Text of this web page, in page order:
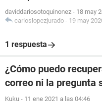
daviddariosotoquinonez - 18 may
carloslopezjurado - 19 may
1 respuesta
¿Cómo puedo
correo ni la pregunta
Kuku - 11 ene 2021 a las 04:46